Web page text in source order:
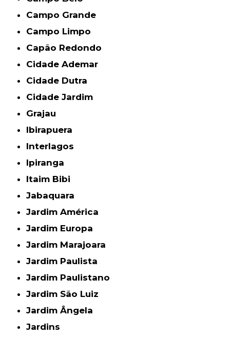
Campo Grande
Campo Limpo
Capão Redondo
Cidade Ademar
Cidade Dutra
Cidade Jardim
Grajau
Ibirapuera
Interlagos
Ipiranga
Itaim Bibi
Jabaquara
Jardim América
Jardim Europa
Jardim Marajoara
Jardim Paulista
Jardim Paulistano
Jardim São Luiz
Jardim Ângela
Jardins